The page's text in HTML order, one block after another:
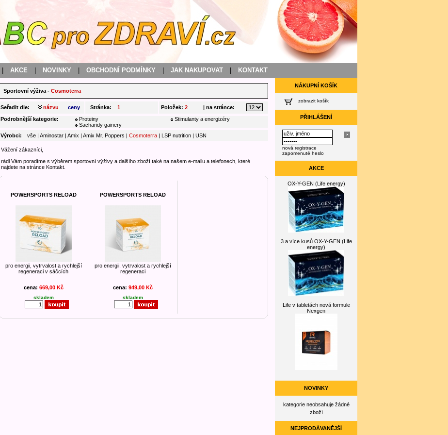
AKCE NOVINKY OBCHODNÍ PODMÍNKY JAK NAKUPOVAT KONTAKT
Sportovní výživa - Cosmoterra
Seřadit dle: názvu ceny Stránka: 1 Položek: 2
| na stránce:
Podrobnější kategorie:
Proteiny
Stimulanty a energizéry
Sacharidy gainery
Výrobci:
vše | Aminostar | Amix | Amix Mr. Poppers | Cosmoterra | LSP nutrition | USN
Vážení zákazníci,
rádi Vám poradíme s výběrem sportovní výživy a dalšího zboží také na našem e-mailu a telefonech, které
najdete na stránce Kontakt.
POWERSPORTS RELOAD
pro energii, vytrvalost a rychlejší
regeneraci v sáčcích
cena: 669,00 Kč
skladem
POWERSPORTS RELOAD
pro energii, vytrvalost a rychlejší
regeneraci
cena: 949,00 Kč
skladem
NÁKUPNÍ KOŠÍK
zobrazit košík
PŘIHLÁŠENÍ
nová registrace
zapomenuté heslo
AKCE
OX-Y-GEN (Life energy)
3 a více kusů OX-Y-GEN (Life
energy)
Life v tabletách nová formule
Nexgen
NOVINKY
kategorie neobsahuje žádné
zboží
NEJPRODÁVANĚJŠÍ